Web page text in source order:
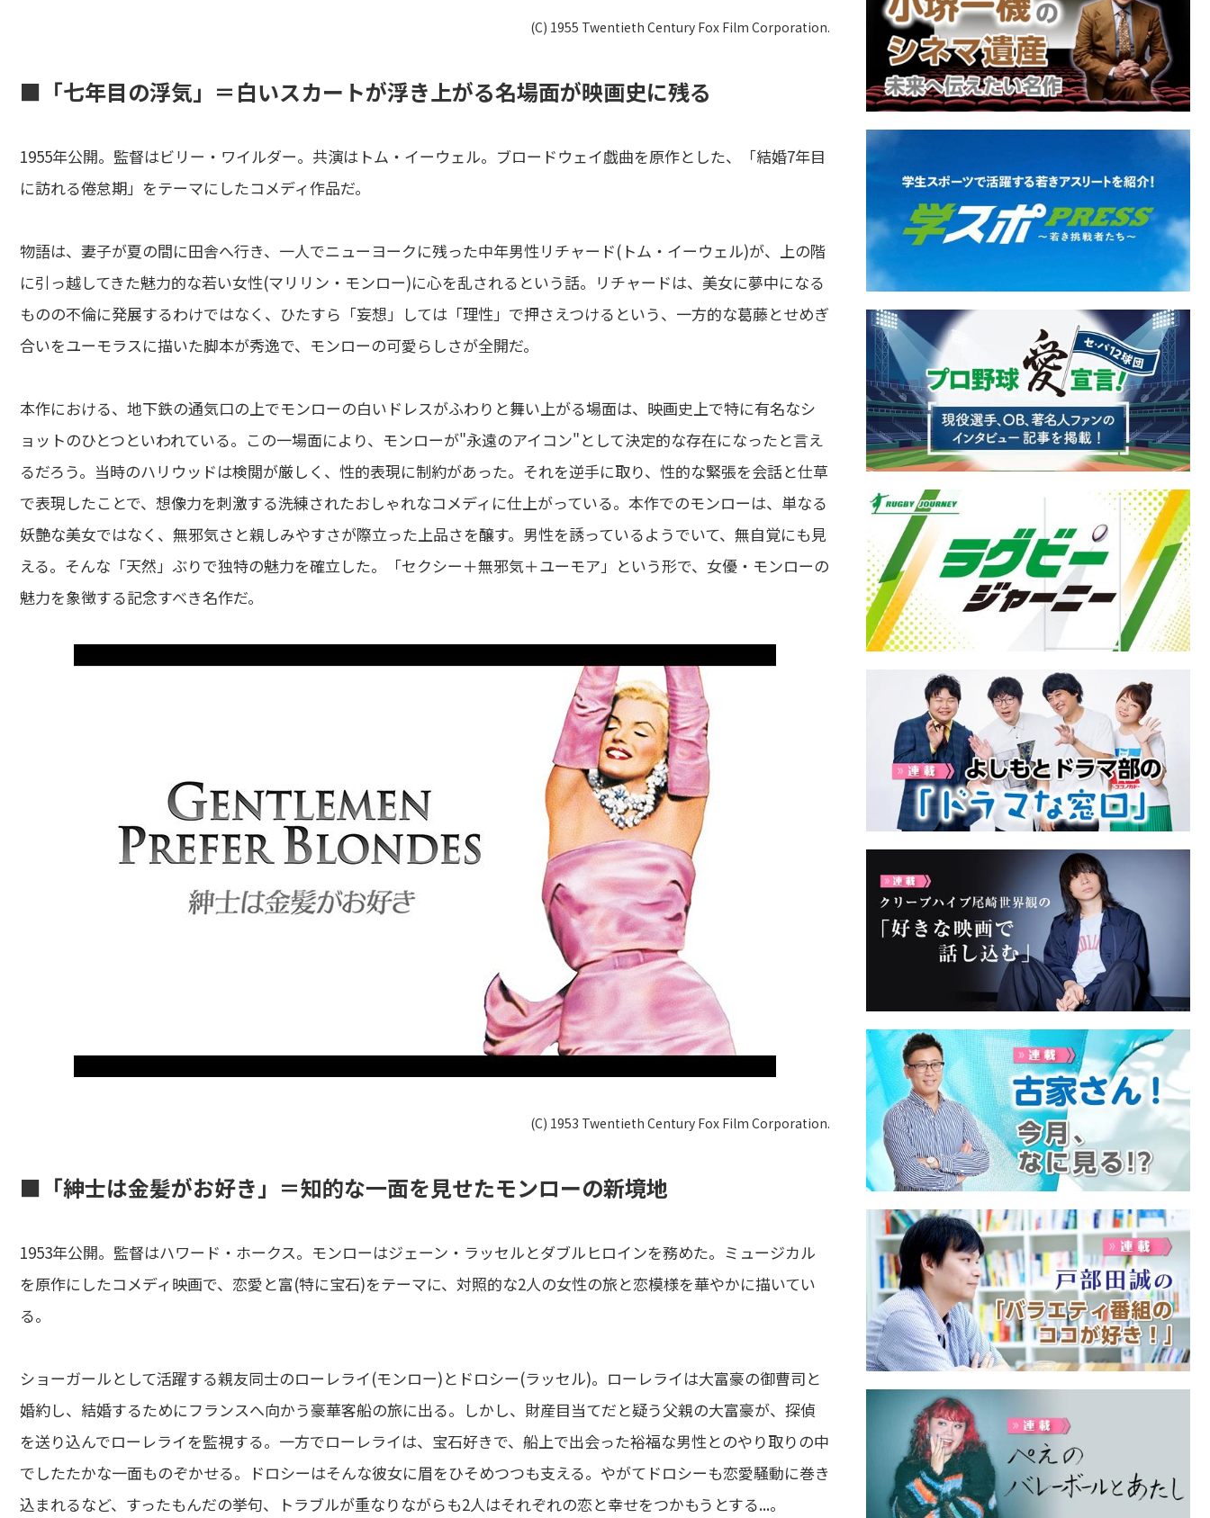
(C) 1955 Twentieth Century Fox Film Corporation.
■「七年目の浮気」＝白いスカートが浮き上がる名場面が映画史に残る
1955年公開。監督はビリー・ワイルダー。共演はトム・イーウェル。ブロードウェイ戯曲を原作とした、「結婚7年目
に訪れる倦怠期」をテーマにしたコメディ作品だ。
物語は、妻子が夏の間に田舎へ行き、一人でニューヨークに残った中年男性リチャード(トム・イーウェル)が、上の階
に引っ越してきた魅力的な若い女性(マリリン・モンロー)に心を乱されるという話。リチャードは、美女に夢中になる
ものの不倫に発展するわけではなく、ひたすら「妄想」しては「理性」で押さえつけるという、一方的な葛藤とせめぎ
合いをユーモラスに描いた脚本が秀逸で、モンローの可愛らしさが全開だ。
本作における、地下鉄の通気口の上でモンローの白いドレスがふわりと舞い上がる場面は、映画史上で特に有名なシ
ョットのひとつといわれている。この一場面により、モンローが"永遠のアイコン"として決定的な存在になったと言え
るだろう。当時のハリウッドは検閲が厳しく、性的表現に制約があった。それを逆手に取り、性的な緊張を会話と仕草
で表現したことで、想像力を刺激する洗練されたおしゃれなコメディに仕上がっている。本作でのモンローは、単なる
妖艶な美女ではなく、無邪気さと親しみやすさが際立った上品さを醸す。男性を誘っているようでいて、無自覚にも見
える。そんな「天然」ぶりで独特の魅力を確立した。「セクシー＋無邪気＋ユーモア」という形で、女優・モンローの
魅力を象徴する記念すべき名作だ。
(C) 1953 Twentieth Century Fox Film Corporation.
■「紳士は金髪がお好き」＝知的な一面を見せたモンローの新境地
1953年公開。監督はハワード・ホークス。モンローはジェーン・ラッセルとダブルヒロインを務めた。ミュージカル
を原作にしたコメディ映画で、恋愛と富(特に宝石)をテーマに、対照的な2人の女性の旅と恋模様を華やかに描いてい
る。
ショーガールとして活躍する親友同士のローレライ(モンロー)とドロシー(ラッセル)。ローレライは大富豪の御曹司と
婚約し、結婚するためにフランスへ向かう豪華客船の旅に出る。しかし、財産目当てだと疑う父親の大富豪が、探偵
を送り込んでローレライを監視する。一方でローレライは、宝石好きで、船上で出会った裕福な男性とのやり取りの中
でしたたかな一面ものぞかせる。ドロシーはそんな彼女に眉をひそめつつも支える。やがてドロシーも恋愛騒動に巻き
込まれるなど、すったもんだの挙句、トラブルが重なりながらも2人はそれぞれの恋と幸せをつかもうとする...。